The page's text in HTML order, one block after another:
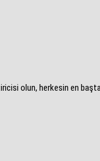
olun, herkesin en